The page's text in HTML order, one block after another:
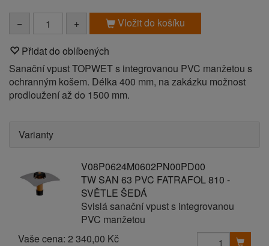
− + Vložit do košíku
Přidat do oblíbených
Sanační vpust TOPWET s integrovanou PVC manžetou s
ochranným košem. Délka 400 mm, na zakázku možnost
prodloužení až do 1500 mm.
Varianty
V08P0624M0602PN00PD00
TW SAN 63 PVC FATRAFOL 810 -
SVĚTLE ŠEDÁ
Svislá sanační vpust s integrovanou
PVC manžetou
Vaše cena: 2 340,00 Kč